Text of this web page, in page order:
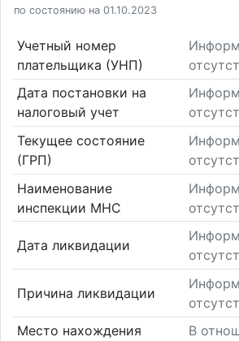
по состоянию на 01.10.2023
Учетный номер
плательщика (УНП)
Дата постановки на
налоговый учет
Текущее состояние
(ГРП)
Наименование
инспекции МНС
Дата ликвидации
Причина ликвидации
Место нахождения
В